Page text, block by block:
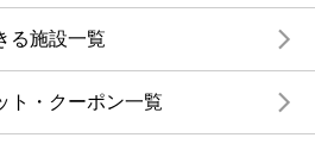
る施設一覧
ト・クーポン一覧